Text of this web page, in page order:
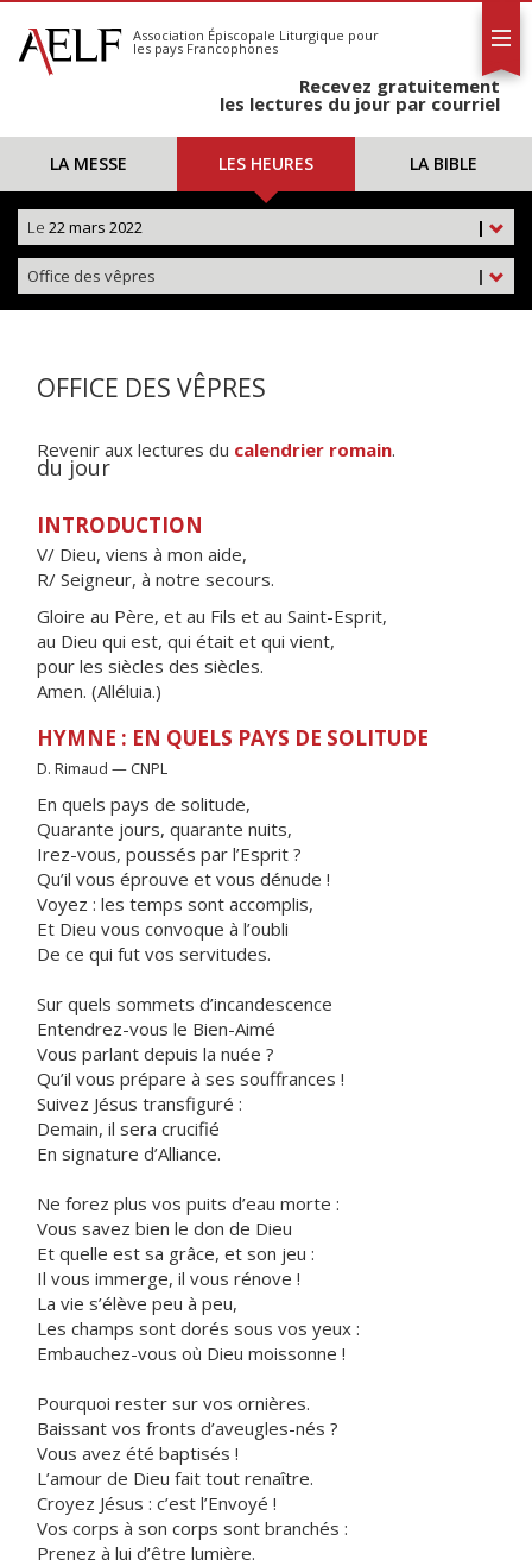
S'abonner
Calendrier
Association Épiscopale Liturgique pour
les pays Francophones
Recevez gratuitement
les lectures du jour par courriel
LA MESSE LES HEURES LA BIBLE
|
Le 22 mars 2022
|
Office des vêpres
OFFICE DES VÊPRES
Revenir aux lectures du calendrier romain.
du jour
INTRODUCTION
V/ Dieu, viens à mon aide,
R/ Seigneur, à notre secours.
Gloire au Père, et au Fils et au Saint-Esprit,
au Dieu qui est, qui était et qui vient,
pour les siècles des siècles.
Amen. (Alléluia.)
HYMNE : EN QUELS PAYS DE SOLITUDE
D. Rimaud — CNPL
En quels pays de solitude,
Quarante jours, quarante nuits,
Irez-vous, poussés par l’Esprit ?
Qu’il vous éprouve et vous dénude !
Voyez : les temps sont accomplis,
Et Dieu vous convoque à l’oubli
De ce qui fut vos servitudes.
Sur quels sommets d’incandescence
Entendrez-vous le Bien-Aimé
Vous parlant depuis la nuée ?
Qu’il vous prépare à ses souffrances !
Suivez Jésus transfiguré :
Demain, il sera crucifié
En signature d’Alliance.
Ne forez plus vos puits d’eau morte :
Vous savez bien le don de Dieu
Et quelle est sa grâce, et son jeu :
Il vous immerge, il vous rénove !
La vie s’élève peu à peu,
Les champs sont dorés sous vos yeux :
Embauchez-vous où Dieu moissonne !
Pourquoi rester sur vos ornières.
Baissant vos fronts d’aveugles-nés ?
Vous avez été baptisés !
L’amour de Dieu fait tout renaître.
Croyez Jésus : c’est l’Envoyé !
Vos corps à son corps sont branchés :
Prenez à lui d’être lumière.